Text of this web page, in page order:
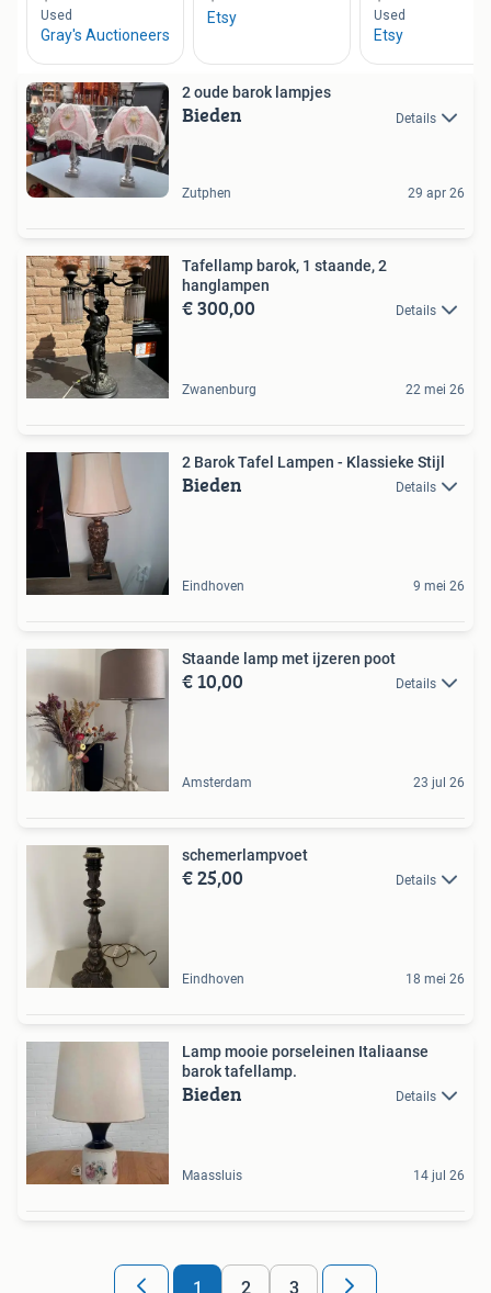
2 oude barok lampjes
Bieden Details
Zutphen 29 apr 26
Tafellamp barok, 1 staande, 2
hanglampen
€ 300,00 Details
Zwanenburg 22 mei 26
2 Barok Tafel Lampen - Klassieke Stijl
Bieden Details
Eindhoven 9 mei 26
Staande lamp met ijzeren poot
€ 10,00 Details
Amsterdam 23 jul 26
schemerlampvoet
€ 25,00 Details
Eindhoven 18 mei 26
Lamp mooie porseleinen Italiaanse
barok tafellamp.
Bieden Details
Maassluis 14 jul 26
1 2 3